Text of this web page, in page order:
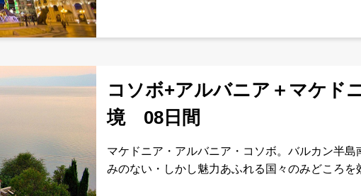
コソボ+アルバニア＋マケ
境 08日間
マケドニア・アルバニア・コソボ。バルカン半
みのない・しかし魅力あふれる国々のみどころ